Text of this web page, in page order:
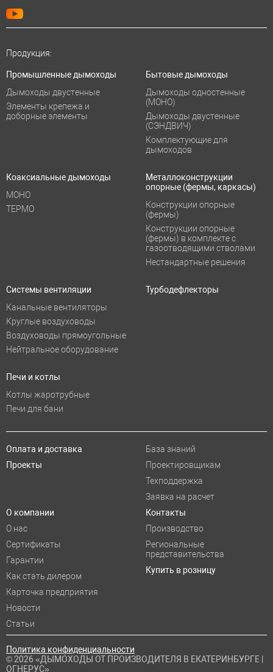
Продукция:
Промышленные дымоходы
Дымоходы двустенные
Элементы крепежа и
доборные элементы
Бытовые дымоходы
Дымоходы одностенные
(МОНО)
Дымоходы двустенные
(СЭНДВИЧ)
Комплектующие для
дымоходов
Коаксиальные дымоходы
МОНО
ТЕРМО
Металлоконструкции
опорные (фермы, каркасы)
Конструкции опорные
(фермы)
Конструкции опорные
(фермы) в комплекте с
газоотводящими стволами
Нестандартные решения
Системы вентиляции
Канальные вентиляторы
Круглые воздуховоды
Воздуховоды прямоугольные
Нейтральное оборудование
Турбодефлекторы
Печи и котлы
Котлы жаротрубные
Печи для бани
Политика конфиденциальности
© 2026 «ДЫМОХОДЫ ОТ ПРОИЗВОДИТЕЛЯ В ЕКАТЕРИНБУРГЕ |
ОГНЕРУС»
Оплата и доставка
Проекты
База знаний
Проектировщикам
Техподдержка
Заявка на расчет
О компании
О нас
Сертификаты
Гарантии
Как стать дилером
Карточка предприятия
Новости
Статьи
Контакты
Производство
Региональные
представительства
Купить в розницу